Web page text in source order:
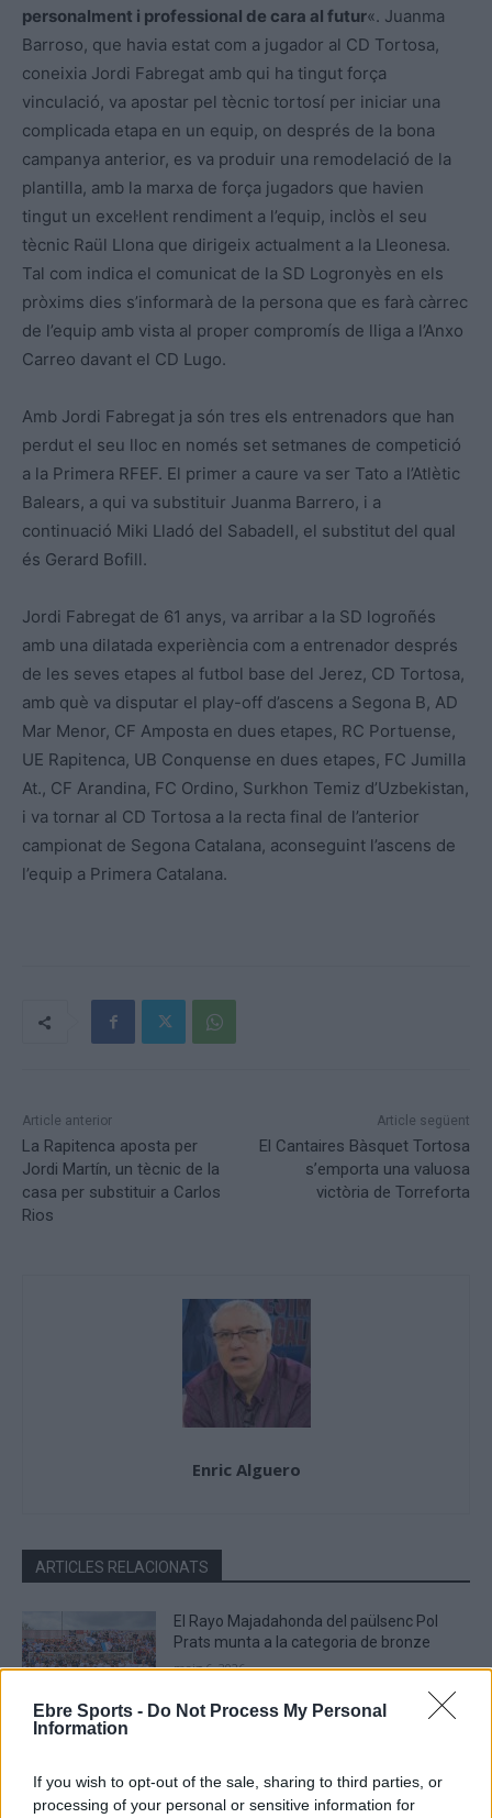
Ebre Sports - Do Not Process My Personal
Information
If you wish to opt-out of the sale, sharing to third parties, or
processing of your personal or sensitive information for
personalment i professional de cara al futur«. Juanma
Barroso, que havia estat com a jugador al CD Tortosa,
coneixia Jordi Fabregat amb qui ha tingut força
vinculació, va apostar pel tècnic tortosí per iniciar una
complicada etapa en un equip, on després de la bona
campanya anterior, es va produir una remodelació de la
plantilla, amb la marxa de força jugadors que havien
tingut un excel·lent rendiment a l’equip, inclòs el seu
tècnic Raül Llona que dirigeix actualment a la Lleonesa.
Tal com indica el comunicat de la SD Logronyès en els
pròxims dies s’informarà de la persona que es farà càrrec
de l’equip amb vista al proper compromís de lliga a l’Anxo
Carreo davant el CD Lugo.
Amb Jordi Fabregat ja són tres els entrenadors que han
perdut el seu lloc en només set setmanes de competició
a la Primera RFEF. El primer a caure va ser Tato a l’Atlètic
Balears, a qui va substituir Juanma Barrero, i a
continuació Miki Lladó del Sabadell, el substitut del qual
és Gerard Bofill.
Jordi Fabregat de 61 anys, va arribar a la SD logroñés
amb una dilatada experiència com a entrenador després
de les seves etapes al futbol base del Jerez, CD Tortosa,
amb què va disputar el play-off d’ascens a Segona B, AD
Mar Menor, CF Amposta en dues etapes, RC Portuense,
UE Rapitenca, UB Conquense en dues etapes, FC Jumilla
At., CF Arandina, FC Ordino, Surkhon Temiz d’Uzbekistan,
i va tornar al CD Tortosa a la recta final de l’anterior
campionat de Segona Catalana, aconseguint l’ascens de
l’equip a Primera Catalana.
Article anterior
La Rapitenca aposta per
Jordi Martín, un tècnic de la
casa per substituir a Carlos
Rios
Article següent
El Cantaires Bàsquet Tortosa
s’emporta una valuosa
victòria de Torreforta
Enric Alguero
ARTICLES RELACIONATS
El Rayo Majadahonda del paülsenc Pol
Prats munta a la categoria de bronze
maig 6, 2026
integral d’1,2M€
abril 27, 2026